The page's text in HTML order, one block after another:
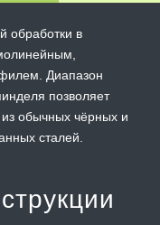
обработки в
Диапазон
позволяет
из обычных чёрных и
сталей.